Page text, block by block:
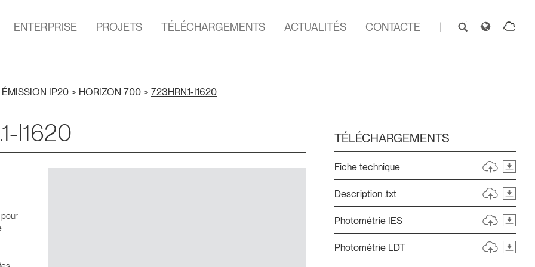
ENTERPRISE PROJETS TÉLÉCHARGEMENTS ACTUALITÉS CONTACTE
IP20 > HORIZON 700 > 723HRN.1-I1620
I1620
pour
TÉLÉCHARGEMENTS
Fiche technique
Description .txt
Photométrie IES
Photométrie LDT